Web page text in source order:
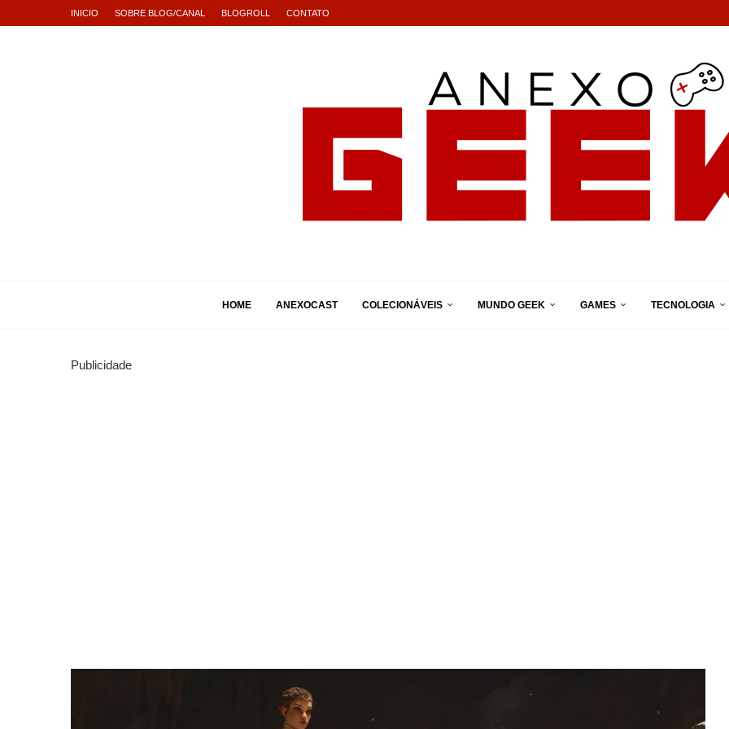
INICIO SOBRE BLOG/CANAL BLOGROLL CONTATO
HOME ANEXOCAST COLECIONÁVEIS MUNDO GEEK GAMES TECNOLOGIA
Publicidade